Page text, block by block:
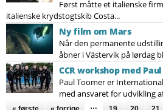
Først måtte et italienske
italienske krydstogtskib Costa...
Ny film om Mars
Når den permanente
åbner i Västervik på lørdag
CCR workshop med
Paul Toomer er
med ansvaret for udvikling
…